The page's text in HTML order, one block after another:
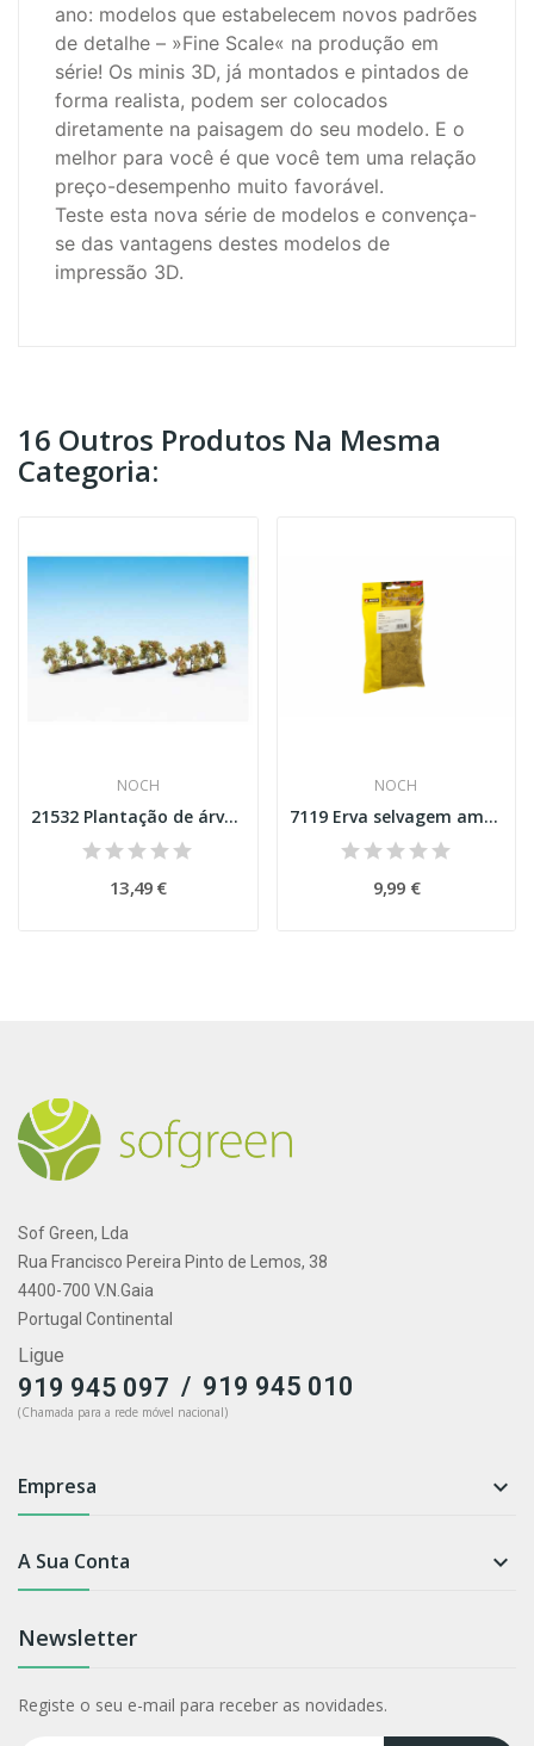
ano: modelos que estabelecem novos padrões
de detalhe – »Fine Scale« na produção em
série! Os minis 3D, já montados e pintados de
forma realista, podem ser colocados
diretamente na paisagem do seu modelo. E o
melhor para você é que você tem uma relação
preço-desempenho muito favorável.
Teste esta nova série de modelos e convença-
se das vantagens destes modelos de
impressão 3D.
16 Outros Produtos Na Mesma
Categoria:
NOCH
21532 Plantação de árvores com frutos
13,49 €
NOCH
7119 Erva selvagem amarelo dourado Wild Grass
9,99 €
Sof Green, Lda
Rua Francisco Pereira Pinto de Lemos, 38
4400-700 V.N.Gaia
Portugal Continental
Ligue
919 945 097 / 919 945 010
(Chamada para a rede móvel nacional)
Empresa 
A Sua Conta 
Newsletter
Registe o seu e-mail para receber as novidades.